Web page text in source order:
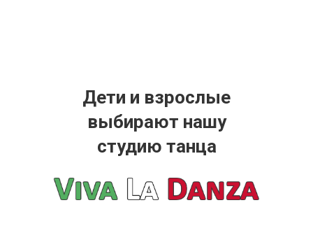
Дети и взрослые
выбирают нашу
студию танца